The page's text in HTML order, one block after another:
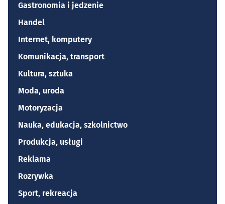
Gastronomia i jedzenie
Handel
Internet, komputery
Komunikacja, transport
Kultura, sztuka
Moda, uroda
Motoryzacja
Nauka, edukacja, szkolnictwo
Produkcja, usługi
Reklama
Rozrywka
Sport, rekreacja